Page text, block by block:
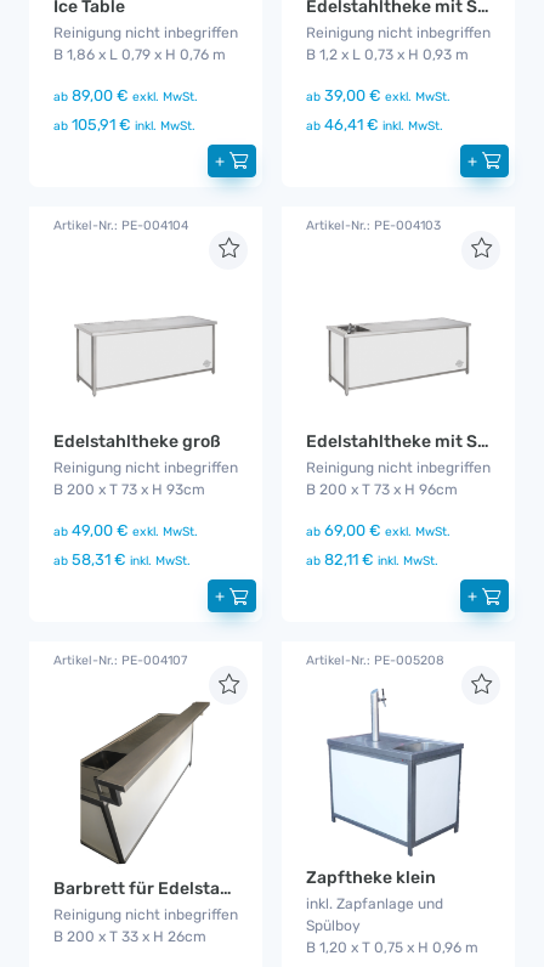
Ice Table
Reinigung nicht inbegriffen
B 1,86 x L 0,79 x H 0,76 m
ab 89,00 € exkl. MwSt.
ab 105,91 € inkl. MwSt.
+
Edelstahltheke mit Spülbecken klein
Reinigung nicht inbegriffen
B 1,2 x L 0,73 x H 0,93 m
ab 39,00 € exkl. MwSt.
ab 46,41 € inkl. MwSt.
+
Artikel-Nr.: PE-004104
Edelstahltheke groß
Reinigung nicht inbegriffen
B 200 x T 73 x H 93cm
ab 49,00 € exkl. MwSt.
ab 58,31 € inkl. MwSt.
+
Artikel-Nr.: PE-004103
Edelstahltheke mit Spülbecken
Reinigung nicht inbegriffen
B 200 x T 73 x H 96cm
ab 69,00 € exkl. MwSt.
ab 82,11 € inkl. MwSt.
+
Artikel-Nr.: PE-004107
Barbrett für Edelstahltheke
Reinigung nicht inbegriffen
B 200 x T 33 x H 26cm
Artikel-Nr.: PE-005208
Zapftheke klein
inkl. Zapfanlage und
Spülboy
B 1,20 x T 0,75 x H 0,96 m